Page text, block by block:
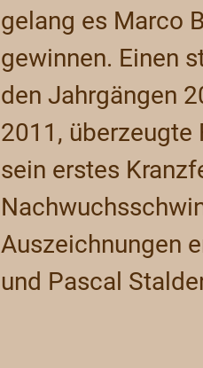
gelang es Marco
gewinnen. Einen
den Jahrgängen
2011, überzeugte
sein erstes
Auszeichnungen
und Pascal